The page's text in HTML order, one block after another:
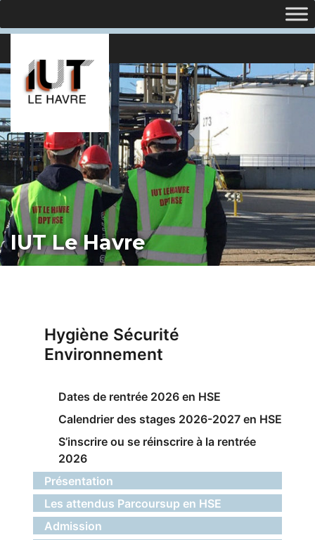
IUT Le Havre
Hygiène Sécurité
Environnement
Dates de rentrée 2026 en HSE
Calendrier des stages 2026-2027 en HSE
S’inscrire ou se réinscrire à la rentrée
2026
Présentation
Les attendus Parcoursup en HSE
Admission